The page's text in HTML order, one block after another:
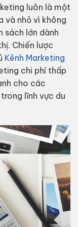
luôn là một
và nhỏ vì không
sách lớn dành
Chiến lược
Kênh Marketing
chi phí thấp
cho các
lĩnh vực du